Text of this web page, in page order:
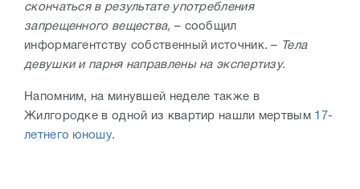
скончаться в результате употребления
запрещенного вещества, – сообщил
информагентству собственный источник. – Тела
девушки и парня направлены на экспертизу.
Напомним, на минувшей неделе также в
Жилгородке в одной из квартир нашли мертвым 17-
летнего юношу.